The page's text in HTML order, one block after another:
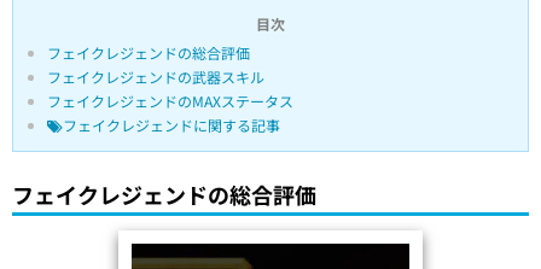
目次
フェイクレジェンドの総合評価
フェイクレジェンドの武器スキル
フェイクレジェンドのMAXステータス
フェイクレジェンドに関する記事
フェイクレジェンドの総合評価